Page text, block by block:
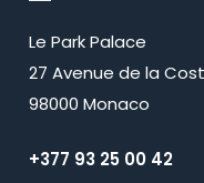
Le Park Palace
27 Avenue de la
98000 Monaco
+377 93 25 00 42